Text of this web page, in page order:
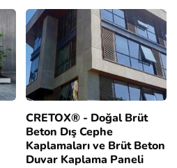
CRETOX® - Doğal Brüt
Beton Dış Cephe
Kaplamaları ve Brüt Beton
Duvar Kaplama Paneli